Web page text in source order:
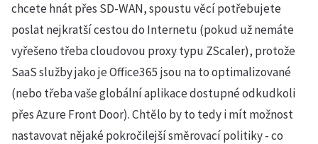
chcete hnát přes SD-WAN, spoustu věcí potřebujete
poslat nejkratší cestou do Internetu (pokud už nemáte
vyřešeno třeba cloudovou proxy typu ZScaler), protože
SaaS služby jako je Office365 jsou na to optimalizované
(nebo třeba vaše globální aplikace dostupné odkudkoli
přes Azure Front Door). Chtělo by to tedy i mít možnost
nastavovat nějaké pokročilejší směrovací politiky - co